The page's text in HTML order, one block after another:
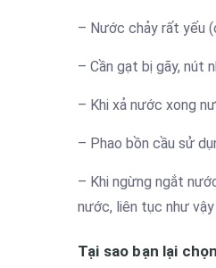
– Nước chảy rất yếu
– Cần gạt bị gãy, nút
– Khi xả nước xong
– Phao bồn cầu sử
– Khi ngừng ngắt
nước, liên tục như
Tại sao bạn lại